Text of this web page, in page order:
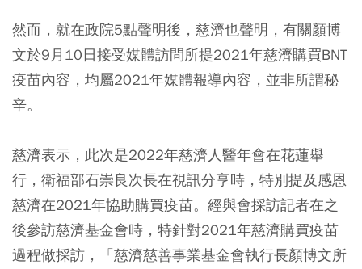
然而，就在政院5點聲明後，慈濟也聲明，有關顏博
文於9月10日接受媒體訪問所提2021年慈濟購買BNT
疫苗內容，均屬2021年媒體報導內容，並非所謂秘
辛。
慈濟表示，此次是2022年慈濟人醫年會在花蓮舉
行，衛福部石崇良次長在視訊分享時，特別提及感恩
慈濟在2021年協助購買疫苗。經與會採訪記者在之
後參訪慈濟基金會時，特針對2021年慈濟購買疫苗
過程做採訪，「慈濟慈善事業基金會執行長顏博文所